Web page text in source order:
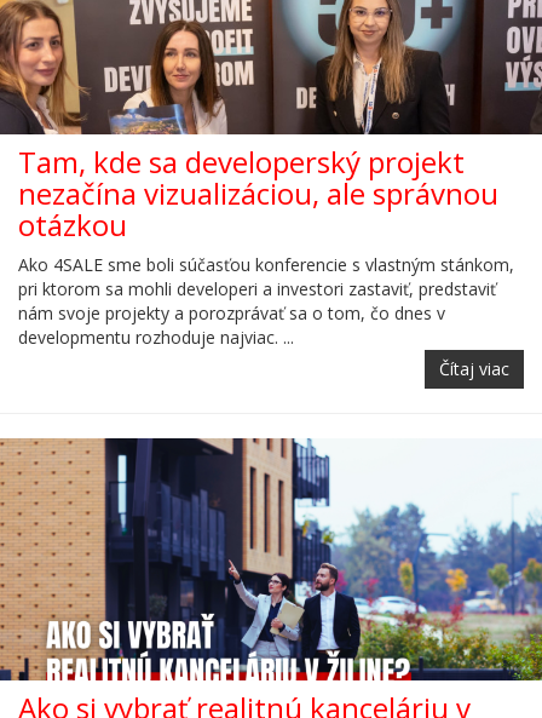
Tam, kde sa developerský projekt
nezačína vizualizáciou, ale správnou
otázkou
Ako 4SALE sme boli súčasťou konferencie s vlastným stánkom,
pri ktorom sa mohli developeri a investori zastaviť, predstaviť
nám svoje projekty a porozprávať sa o tom, čo dnes v
developmentu rozhoduje najviac. ...
Čítaj viac
Ako si vybrať realitnú kanceláriu v